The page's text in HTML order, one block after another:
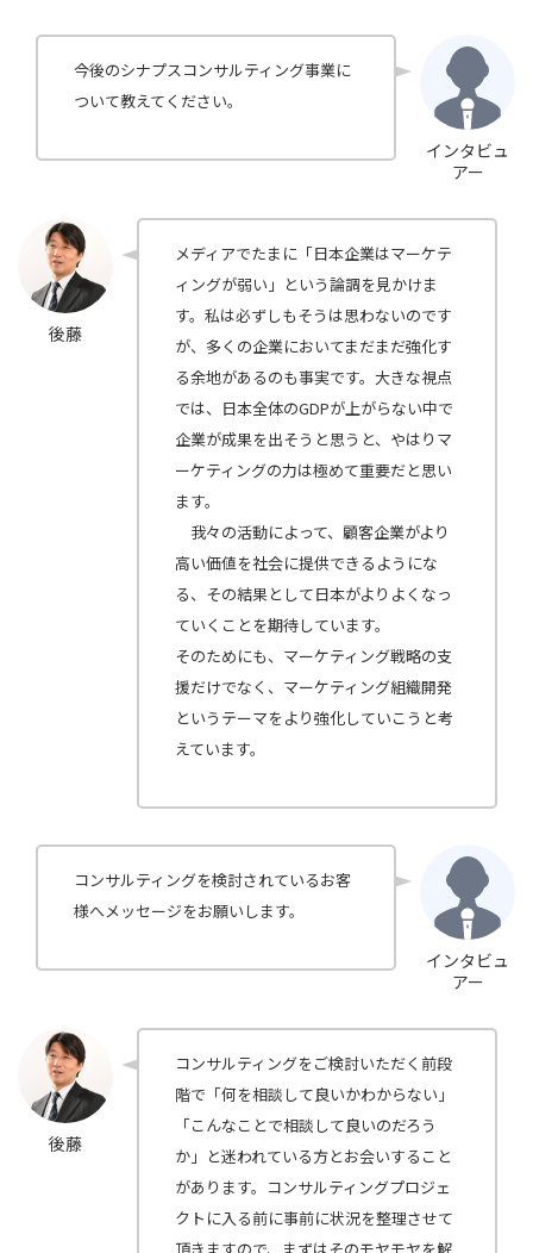
インタビュ
アー
今後のシナプスコンサルティング事業に
ついて教えてください。
後藤
メディアでたまに「日本企業はマーケテ
ィングが弱い」という論調を見かけま
す。私は必ずしもそうは思わないのです
が、多くの企業においてまだまだ強化す
る余地があるのも事実です。大きな視点
では、日本全体のGDPが上がらない中で
企業が成果を出そうと思うと、やはりマ
ーケティングの力は極めて重要だと思い
ます。
我々の活動によって、顧客企業がより
高い価値を社会に提供できるようにな
る、その結果として日本がよりよくなっ
ていくことを期待しています。
そのためにも、マーケティング戦略の支
援だけでなく、マーケティング組織開発
というテーマをより強化していこうと考
えています。
インタビュ
アー
コンサルティングを検討されているお客
様へメッセージをお願いします。
後藤
コンサルティングをご検討いただく前段
階で「何を相談して良いかわからない」
「こんなことで相談して良いのだろう
か」と迷われている方とお会いすること
があります。コンサルティングプロジェ
クトに入る前に事前に状況を整理させて
頂きますので、まずはそのモヤモヤを解